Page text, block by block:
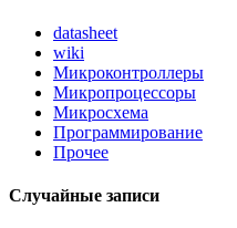
datasheet
wiki
Микроконтроллеры
Микропроцессоры
Микросхема
Программирование
Прочее
Случайные записи